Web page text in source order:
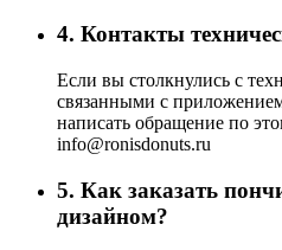
4. Контакты
Если вы столкнулись с
связанными с
написать обращение по
info@ronisdonuts.ru
5. Как заказать
дизайном?